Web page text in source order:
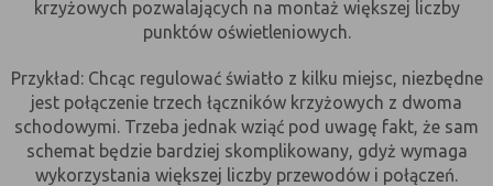
(session
po jej zamknięciu
Cookies
stałe
(persistent
cookie)
nie jest kasowane po zamknięciu
przeglądarki i pozostaje w urządzeniu
użytkownika na określony czas lub bez
okresu ważności w zależności od ustawień
właściciela witryny
krzyżowych pozwalających na montaż większej liczby
punktów oświetleniowych.
Przykład: Chcąc regulować światło z kilku miejsc, niezbędne
jest połączenie trzech łączników krzyżowych z dwoma
schodowymi. Trzeba jednak wziąć pod uwagę fakt, że sam
schemat będzie bardziej skomplikowany, gdyż wymaga
wykorzystania większej liczby przewodów i połączeń.